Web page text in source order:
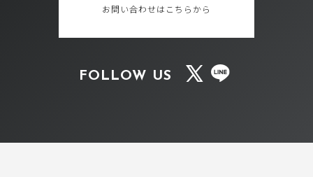
お問い合わせはこちらから
FOLLOW US